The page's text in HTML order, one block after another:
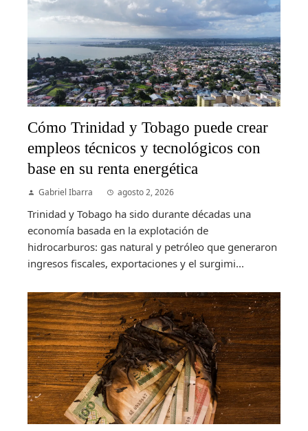
Cómo Trinidad y Tobago puede crear
empleos técnicos y tecnológicos con
base en su renta energética
Gabriel Ibarra agosto 2, 2026
Trinidad y Tobago ha sido durante décadas una
economía basada en la explotación de
hidrocarburos: gas natural y petróleo que generaron
ingresos fiscales, exportaciones y el surgimi...